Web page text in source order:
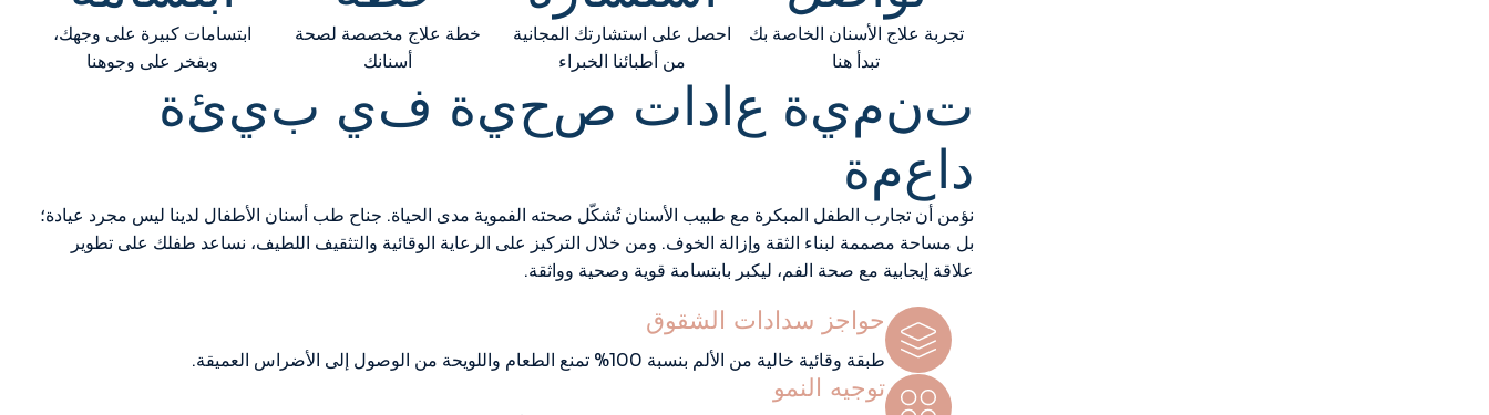
تجربة علاج الأسنان الخاصة بك
تبدأ هنا
احصل على استشارتك المجانية
من أطبائنا الخبراء
خطة علاج مخصصة لصحة
أسنانك
ابتسامات كبيرة على وجهك،
وبفخر على وجوهنا
تنمية عادات صحية في بيئة
داعمة
نؤمن أن تجارب الطفل المبكرة مع طبيب الأسنان تُشكّل صحته الفموية مدى الحياة. جناح طب أسنان الأطفال لدينا ليس مجرد عيادة؛
بل مساحة مصممة لبناء الثقة وإزالة الخوف. ومن خلال التركيز على الرعاية الوقائية والتثقيف اللطيف، نساعد طفلك على تطوير
علاقة إيجابية مع صحة الفم، ليكبر بابتسامة قوية وصحية وواثقة.
حواجز سدادات الشقوق
طبقة وقائية خالية من الألم بنسبة 100% تمنع الطعام واللويحة من الوصول إلى الأضراس العميقة.
توجيه النمو